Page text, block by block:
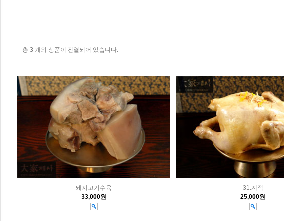
총 3 개의 상품이 진열되어 있습니다.
돼지고기수육
33,000원
31.계적
25,000원